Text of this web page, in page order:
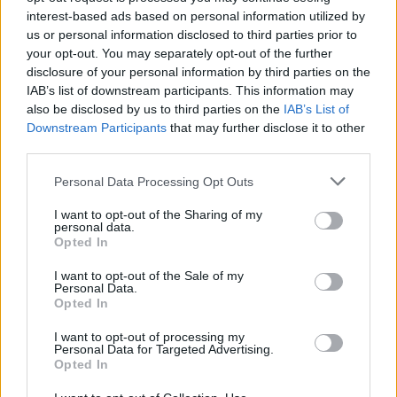
interest-based ads based on personal information utilized by
us or personal information disclosed to third parties prior to
your opt-out. You may separately opt-out of the further
disclosure of your personal information by third parties on the
IAB’s list of downstream participants. This information may
also be disclosed by us to third parties on the IAB’s List of
Downstream Participants that may further disclose it to other
Please note that this website/app uses one or more Google
not limited to your visit or usage behaviour. You may click to
grant or deny consent to Google and its third-party tags to
use your data for below specified purposes in below Google
consent section.
Personal Data Processing Opt Outs
I want to opt-out of the Sharing of my
personal data.
Opted In
I want to opt-out of the Sale of my
Personal Data.
Opted In
I want to opt-out of processing my
Personal Data for Targeted Advertising.
Opted In
Planificarea nuntii nu v-a lasat sa va bucurati
de ultimele aparitii cinematografice? Organizati
un maraton de film. Inchiriati acele filme pe care
va doreati sa le vedeti si petreceti o seara
intreaga singuri in fata televizorului. Incercati
totusi sa nu inchiriati filme care va trimit cu
comedii. Se stie ca rasul este cel mai bun
remediu impotriva stresului.
Nu sunteti obisnuiti sa stati prea mult pe
acasa? Atunci iesiti in parcul de distractii.
Amintiti-va pentru o seara de vremea copilariei.